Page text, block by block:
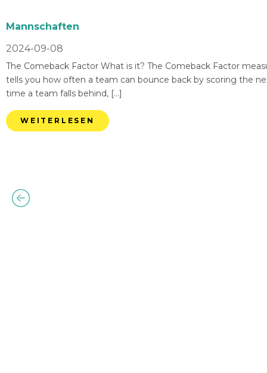
Mannschaften
2024-09-08
The Comeback Factor What is it? The Comeback Factor
tells you how often a team can bounce back by scoring the
time a team falls behind, […]
WEITERLESEN